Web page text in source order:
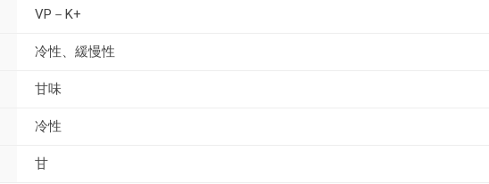
VP－K+
冷性、緩慢性
甘味
冷性
甘